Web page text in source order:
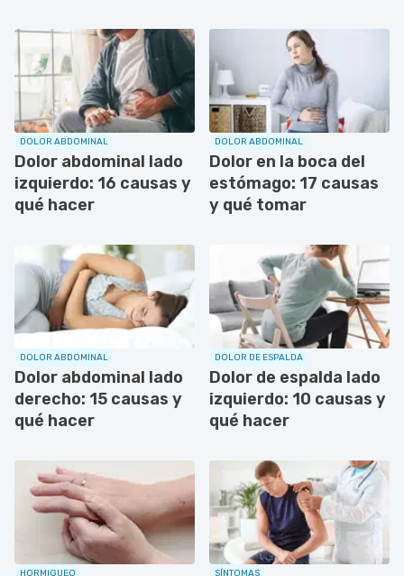
DOLOR ABDOMINAL
Dolor abdominal lado
izquierdo: 16 causas y
qué hacer
DOLOR ABDOMINAL
Dolor en la boca del
estómago: 17 causas
y qué tomar
DOLOR ABDOMINAL
Dolor abdominal lado
derecho: 15 causas y
qué hacer
DOLOR DE ESPALDA
Dolor de espalda lado
izquierdo: 10 causas y
qué hacer
HORMIGUEO SÍNTOMAS